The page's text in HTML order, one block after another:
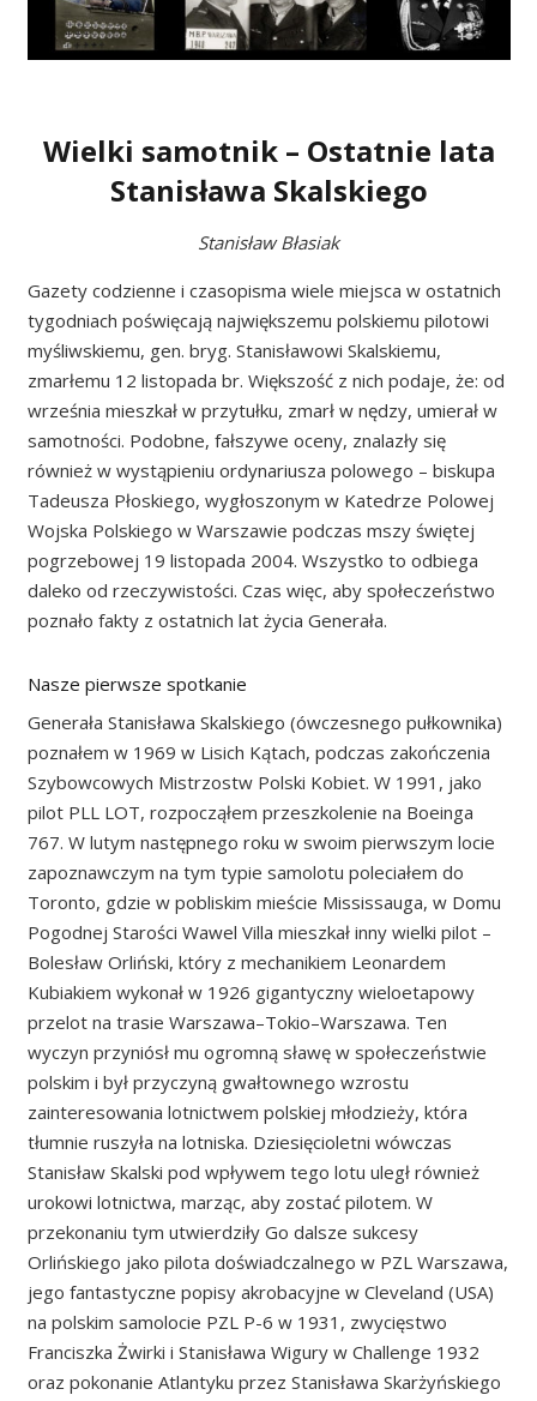
Wielki samotnik – Ostatnie lata
Stanisława Skalskiego
Stanisław Błasiak
Gazety codzienne i czasopisma wiele miejsca w ostatnich
tygodniach poświęcają największemu polskiemu pilotowi
myśliwskiemu, gen. bryg. Stanisławowi Skalskiemu,
zmarłemu 12 listopada br. Większość z nich podaje, że: od
września mieszkał w przytułku, zmarł w nędzy, umierał w
samotności. Podobne, fałszywe oceny, znalazły się
również w wystąpieniu ordynariusza polowego – biskupa
Tadeusza Płoskiego, wygłoszonym w Katedrze Polowej
Wojska Polskiego w Warszawie podczas mszy świętej
pogrzebowej 19 listopada 2004. Wszystko to odbiega
daleko od rzeczywistości. Czas więc, aby społeczeństwo
poznało fakty z ostatnich lat życia Generała.
Nasze pierwsze spotkanie
Generała Stanisława Skalskiego (ówczesnego pułkownika)
poznałem w 1969 w Lisich Kątach, podczas zakończenia
Szybowcowych Mistrzostw Polski Kobiet. W 1991, jako
pilot PLL LOT, rozpocząłem przeszkolenie na Boeinga
767. W lutym następnego roku w swoim pierwszym locie
zapoznawczym na tym typie samolotu poleciałem do
Toronto, gdzie w pobliskim mieście Mississauga, w Domu
Pogodnej Starości Wawel Villa mieszkał inny wielki pilot –
Bolesław Orliński, który z mechanikiem Leonardem
Kubiakiem wykonał w 1926 gigantyczny wieloetapowy
przelot na trasie Warszawa–Tokio–Warszawa. Ten
wyczyn przyniósł mu ogromną sławę w społeczeństwie
polskim i był przyczyną gwałtownego wzrostu
zainteresowania lotnictwem polskiej młodzieży, która
tłumnie ruszyła na lotniska. Dziesięcioletni wówczas
Stanisław Skalski pod wpływem tego lotu uległ również
urokowi lotnictwa, marząc, aby zostać pilotem. W
przekonaniu tym utwierdziły Go dalsze sukcesy
Orlińskiego jako pilota doświadczalnego w PZL Warszawa,
jego fantastyczne popisy akrobacyjne w Cleveland (USA)
na polskim samolocie PZL P-6 w 1931, zwycięstwo
Franciszka Żwirki i Stanisława Wigury w Challenge 1932
oraz pokonanie Atlantyku przez Stanisława Skarżyńskiego